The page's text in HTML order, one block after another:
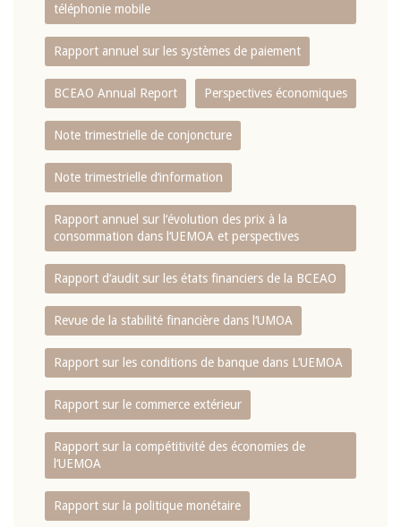
téléphonie mobile
Rapport annuel sur les systèmes de paiement
BCEAO Annual Report Perspectives économiques
Note trimestrielle de conjoncture
Note trimestrielle d‘information
Rapport annuel sur l‘évolution des prix à la
consommation dans l‘UEMOA et perspectives
Rapport d‘audit sur les états financiers de la BCEAO
Revue de la stabilité financière dans l‘UMOA
Rapport sur les conditions de banque dans L‘UEMOA
Rapport sur le commerce extérieur
Rapport sur la compétitivité des économies de
l‘UEMOA
Rapport sur la politique monétaire